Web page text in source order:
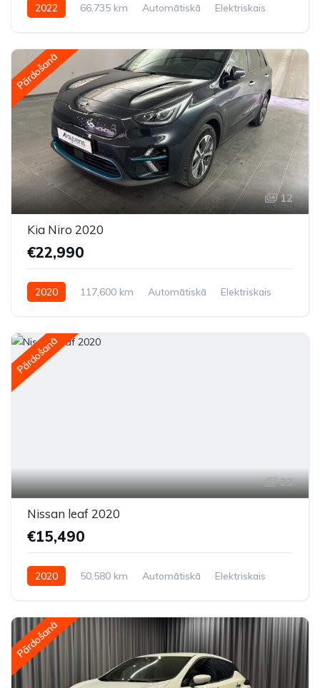
2022 66,735 km Automātiskā
Elektriskais
Pārdošanā
12
Kia Niro 2020
€22,990
2020 117,600 km Automātiskā
Elektriskais
Pārdošanā
23
Nissan leaf 2020
€15,490
2020 50,580 km Automātiskā
Elektriskais
Pārdošanā